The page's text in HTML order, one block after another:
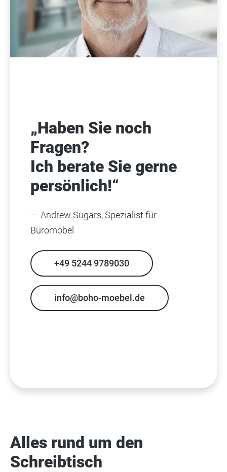
„Haben Sie noch
Fragen?
Ich berate Sie gerne
persönlich!“
– Andrew Sugars, Spezialist für
Büromöbel
+49 5244 9789030
info@boho-moebel.de
Alles rund um den
Schreibtisch